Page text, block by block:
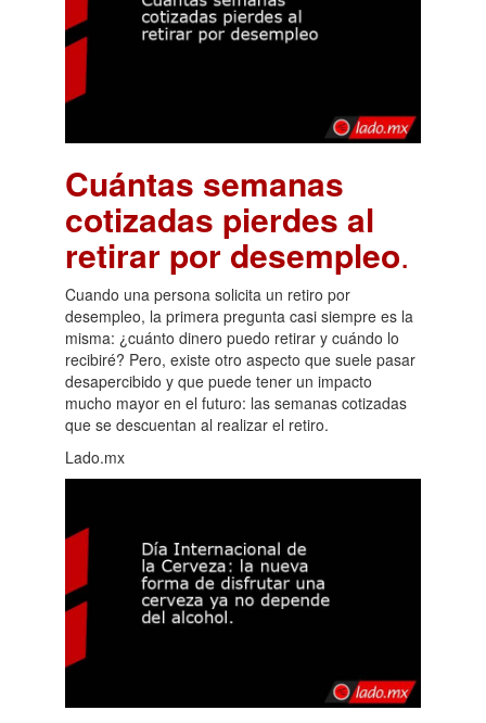
Cuántas semanas
cotizadas pierdes al
retirar por desempleo.
Cuando una persona solicita un retiro por
desempleo, la primera pregunta casi siempre es la
misma: ¿cuánto dinero puedo retirar y cuándo lo
recibiré? Pero, existe otro aspecto que suele pasar
desapercibido y que puede tener un impacto
mucho mayor en el futuro: las semanas cotizadas
que se descuentan al realizar el retiro.
Lado.mx